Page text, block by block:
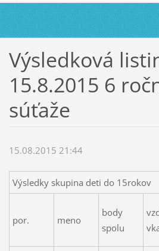
Výsledková
15.8.2015 6
súťaže
15.08.2015 21:44
Výsledky skupina deti do 15rokov
por. meno
body
spolu